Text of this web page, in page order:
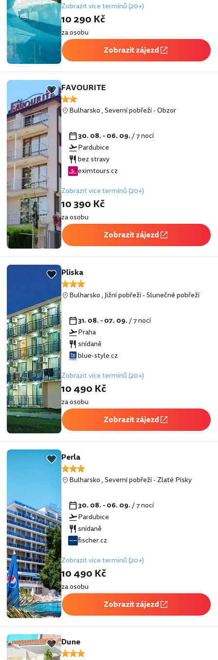
Zobrazit více termínů (20+)
10 290 Kč
za osobu
Zobrazit zájezd
FAVOURITE
Bulharsko,Severní pobřeží-Obzor
30. 08. - 06. 09./ 7 nocí
Pardubice
bez stravy
eximtours.cz
Zobrazit více termínů (20+)
10 390 Kč
za osobu
Zobrazit zájezd
Pliska
Bulharsko,Jižní pobřeží-Slunečné pobřeží
31. 08. - 07. 09./ 7 nocí
Praha
snídaně
blue-style.cz
Zobrazit více termínů (20+)
10 490 Kč
za osobu
Zobrazit zájezd
Perla
Bulharsko,Severní pobřeží-Zlaté Písky
30. 08. - 06. 09./ 7 nocí
Pardubice
snídaně
fischer.cz
Zobrazit více termínů (20+)
10 490 Kč
za osobu
Zobrazit zájezd
Dune